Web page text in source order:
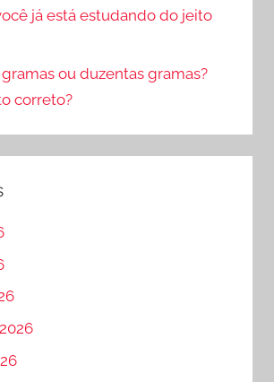
já está estudando do jeito
ou duzentas gramas?
correto?